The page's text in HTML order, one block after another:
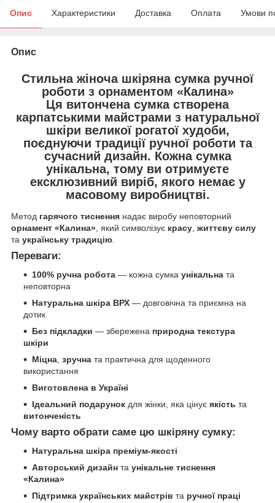
Опис Характеристики Доставка Оплата Умови
Опис
Стильна жіноча шкіряна сумка ручної
роботи з орнаментом «Калина»
Ця витончена сумка створена
карпатськими майстрами з натуральної
шкіри великої рогатої худоби,
поєднуючи традиції ручної роботи та
сучасний дизайн. Кожна сумка
унікальна, тому ви отримуєте
ексклюзивний виріб, якого немає у
масовому виробництві.
Метод гарячого тиснення надає виробу неповторний
орнамент «Калина», який символізує красу, життєву силу
та українську традицію.
Переваги:
100% ручна робота — кожна сумка унікальна та
неповторна
Натуральна шкіра ВРХ — довговічна та приємна на
дотик
Без підкладки — збережена природна текстура
шкіри
Міцна, зручна та практична для щоденного
використання
Виготовлена в Україні
Ідеальний подарунок для жінки, яка цінує якість та
витонченість
Чому варто обрати саме цю шкіряну сумку:
Натуральна шкіра преміум-якості
Авторський дизайн та унікальне тиснення
«Калина»
Підтримка українських майстрів та ручної праці